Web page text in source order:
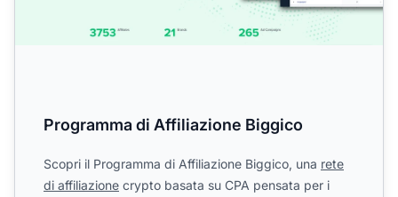
Programma di Affiliazione Biggico
Scopri il Programma di Affiliazione Biggico, una rete
di affiliazione crypto basata su CPA pensata per i